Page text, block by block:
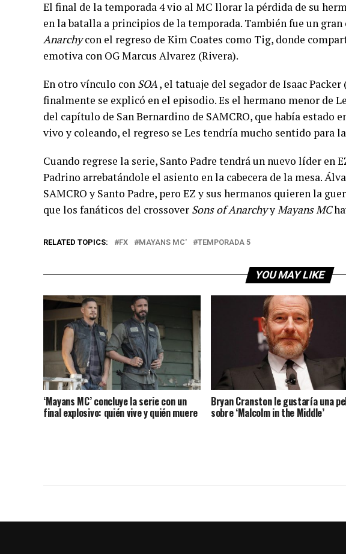
El final de la temporada 4 vio al MC llorar la pérdida de su
en la batalla a principios de la temporada. También fue un
Anarchycon el regreso de Kim Coates como Tig, donde
emotiva con OG Marcus Alvarez (Rivera).
En otro vínculo con SOA, el tatuaje del segador de Isaac
finalmente se explicó en el episodio. Es el hermano menor de
del capítulo de San Bernardino de SAMCRO, que había estado
vivo y coleando, el regreso se Les tendría mucho sentido para
Cuando regrese la serie, Santo Padre tendrá un nuevo líder en
Padrino arrebatándole el asiento en la cabecera de la mesa.
SAMCRO y Santo Padre, pero EZ y sus hermanos quieren la
que los fanáticos del crossover Sons of AnarchyyMayans MC
RELATED TOPICS: FX MAYANS MC' TEMPORADA 5
YOU MAY LIKE
‘Mayans MC’ concluye la serie con un
final explosivo: quién vive y quién muere
Bryan Cranston le gustaría una
sobre ‘Malcolm in the Middle’